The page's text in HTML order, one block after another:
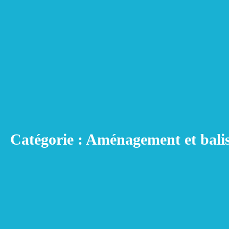
Catégorie : Aménagement et